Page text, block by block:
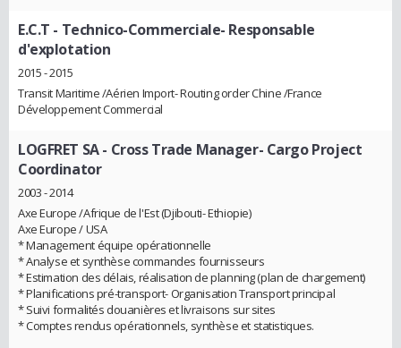
E.C.T - Technico-Commerciale- Responsable
d'explotation
2015 - 2015
Transit Maritime /Aérien Import- Routing order Chine /France
Développement Commercial
LOGFRET SA- Cross Trade Manager- Cargo Project
Coordinator
2003 - 2014
Axe Europe /Afrique de l'Est (Djibouti- Ethiopie)
Axe Europe / USA
* Management équipe opérationnelle
* Analyse et synthèse commandes fournisseurs
* Estimation des délais, réalisation de planning (plan de chargement)
* Planifications pré-transport- Organisation Transport principal
* Suivi formalités douanières et livraisons sur sites
* Comptes rendus opérationnels, synthèse et statistiques.